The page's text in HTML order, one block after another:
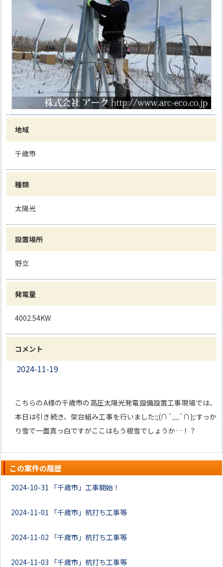
地域
千歳市
種類
太陽光
設置場所
野立
発電量
4002.54KW
コメント
2024-11-19
こちらのA様の千歳市の高圧太陽光発電設備設置工事現場では、
本日は引き続き、架台組み工事を行いました:;(∩´﹏`∩);:すっか
り雪で一面真っ白ですがここはもう根雪でしょうか…！？
この案件の履歴
2024-10-31 「千歳市」工事開始！
2024-11-01 「千歳市」杭打ち工事等
2024-11-02 「千歳市」杭打ち工事等
2024-11-03 「千歳市」杭打ち工事等